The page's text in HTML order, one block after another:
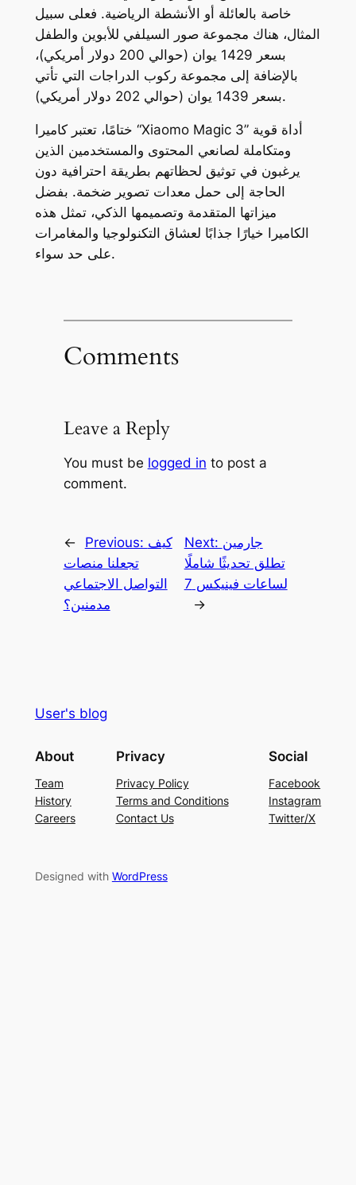
خاصة بالعائلة أو الأنشطة الرياضية. فعلى سبيل
المثال، هناك مجموعة صور السيلفي للأبوين والطفل
بسعر 1429 يوان (حوالي 200 دولار أمريكي)،
بالإضافة إلى مجموعة ركوب الدراجات التي تأتي
بسعر 1439 يوان (حوالي 202 دولار أمريكي).
ختامًا، تعتبر كاميرا “Xiaomo Magic 3” أداة قوية
ومتكاملة لصانعي المحتوى والمستخدمين الذين
يرغبون في توثيق لحظاتهم بطريقة احترافية دون
الحاجة إلى حمل معدات تصوير ضخمة. بفضل
ميزاتها المتقدمة وتصميمها الذكي، تمثل هذه
الكاميرا خيارًا جذابًا لعشاق التكنولوجيا والمغامرات
على حد سواء.
Comments
Leave a Reply
You must be logged in to post a
comment.
← Previous: كيف
تجعلنا منصات
التواصل الاجتماعي
مدمنين؟
Next: جارمين
تطلق تحديثًا شاملًا
لساعات فينيكس 7
→
User's blog
About
Team
History
Careers
Privacy
Privacy Policy
Terms and Conditions
Contact Us
Social
Facebook
Instagram
Twitter/X
Designed with WordPress